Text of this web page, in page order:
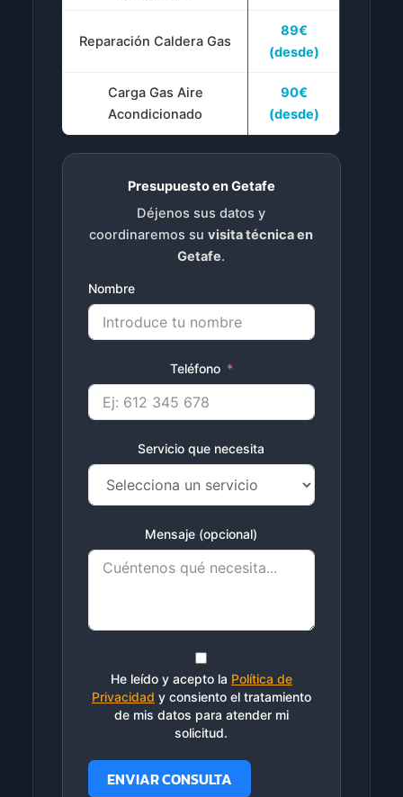
Reparación Caldera Gas
89€
(desde)
Carga Gas Aire
Acondicionado
90€
(desde)
Presupuesto en Getafe
Déjenos sus datos y
coordinaremos suvisita técnica en
Getafe.
Nombre
Teléfono
Servicio que necesita
Mensaje (opcional)
He leído y acepto la Política de
Privacidad y consiento el tratamiento
de mis datos para atender mi
solicitud.
ENVIAR CONSULTA